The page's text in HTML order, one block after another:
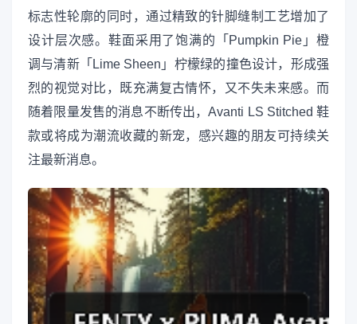
标志性轮廓的同时，通过精致的针脚缝制工艺增加了
设计层次感。鞋面采用了饱满的「Pumpkin Pie」橙
调与清新「Lime Sheen」柠檬绿的撞色设计，形成强
烈的视觉对比，既充满复古情怀，又不失未来感。而
随着限量发售的消息不断传出，Avanti LS Stitched 鞋
款或将成为潮流收藏的新宠，感兴趣的朋友可持续关
注最新消息。